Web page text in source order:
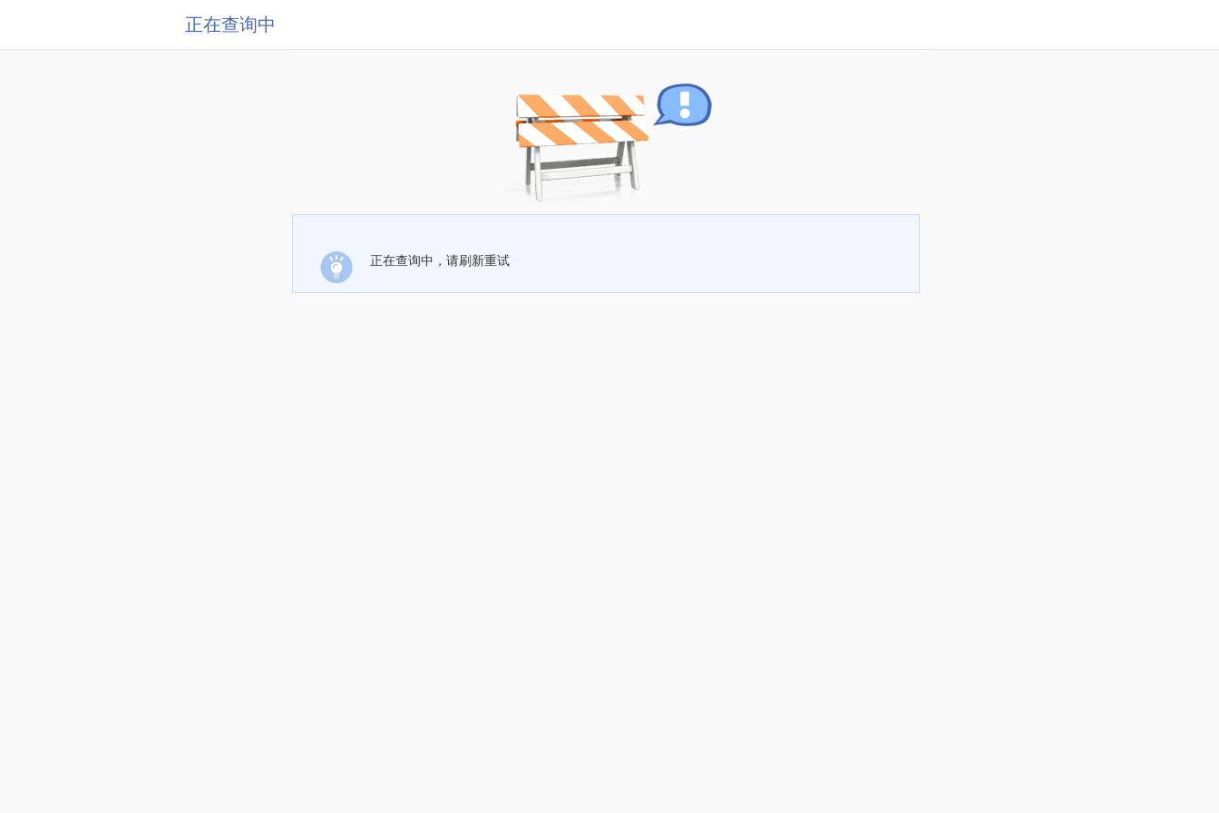
正在查询中
正在查询中，请刷新重试